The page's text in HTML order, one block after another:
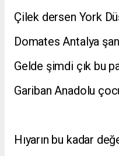
Çilek dersen York
Domates Antalya
Gelde şimdi çık bu
Gariban Anadolu
Hıyarın bu kadar